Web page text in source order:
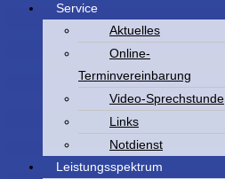
Service
Aktuelles
Online-
Terminvereinbarung
Video-Sprechstunde
Links
Notdienst
Leistungsspektrum